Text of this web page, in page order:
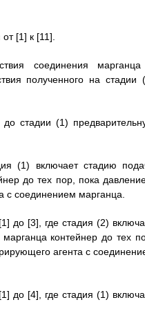
[1] к [11].
соединения
полученного на стадии
стадии (1)
(1) включает стадию
до тех пор, пока
с соединением марганца.
до [3], где стадия (2)
контейнер до тех
агента с
до [4], где стадия (1)